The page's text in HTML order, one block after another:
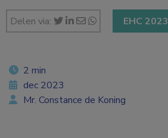
Delen via: EHC 2023
2 min
dec 2023
Mr. Constance de Koning